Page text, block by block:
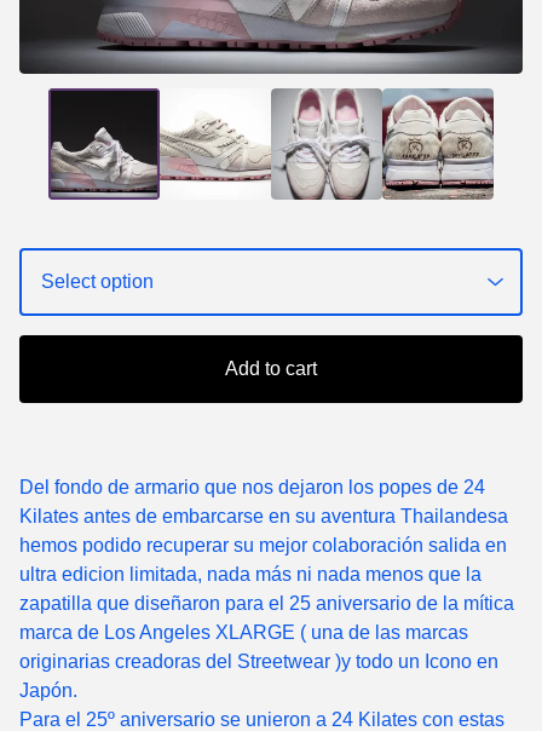
Add to cart
Del fondo de armario que nos dejaron los popes de 24
Kilates antes de embarcarse en su aventura Thailandesa
hemos podido recuperar su mejor colaboración salida en
ultra edicion limitada, nada más ni nada menos que la
zapatilla que diseñaron para el 25 aniversario de la mítica
marca de Los Angeles XLARGE ( una de las marcas
originarias creadoras del Streetwear )y todo un Icono en
Japón.
Para el 25º aniversario se unieron a 24 Kilates con estas